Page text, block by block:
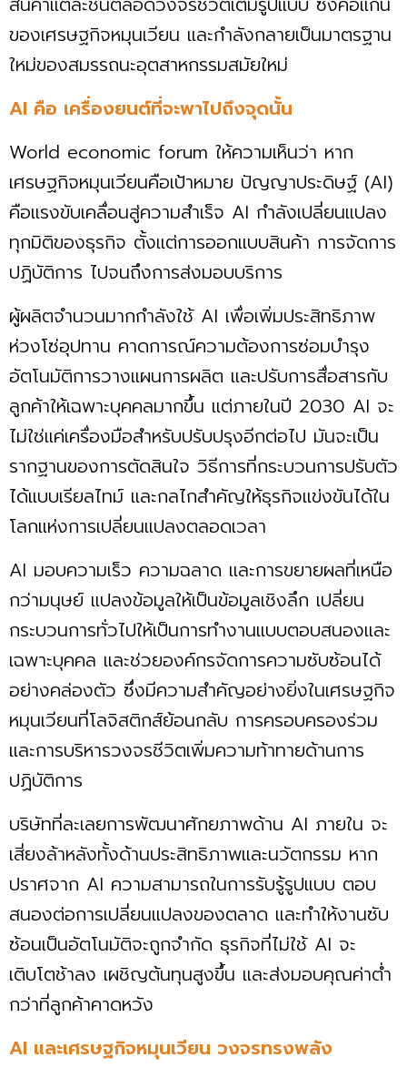
ของเศรษฐกิจหมุนเวียน และกำลังกลายเป็นมาตรฐาน
ใหม่ของสมรรถนะอุตสาหกรรมสมัยใหม่
AI คือ เครื่องยนต์ที่จะพาไปถึงจุดนั้น
World economic forum ให้ความเห็นว่า หาก
เศรษฐกิจหมุนเวียนคือเป้าหมาย ปัญญาประดิษฐ์ (AI)
คือแรงขับเคลื่อนสู่ความสำเร็จ AI กำลังเปลี่ยนแปลง
ทุกมิติของธุรกิจ ตั้งแต่การออกแบบสินค้า การจัดการ
ปฏิบัติการ ไปจนถึงการส่งมอบบริการ
ผู้ผลิตจำนวนมากกำลังใช้ AI เพื่อเพิ่มประสิทธิภาพ
ห่วงโซ่อุปทาน คาดการณ์ความต้องการซ่อมบำรุง
อัตโนมัติการวางแผนการผลิต และปรับการสื่อสารกับ
ลูกค้าให้เฉพาะบุคคลมากขึ้น แต่ภายในปี 2030 AI จะ
ไม่ใช่แค่เครื่องมือสำหรับปรับปรุงอีกต่อไป มันจะเป็น
รากฐานของการตัดสินใจ วิธีการที่กระบวนการปรับตัว
ได้แบบเรียลไทม์ และกลไกสำคัญให้ธุรกิจแข่งขันได้ใน
โลกแห่งการเปลี่ยนแปลงตลอดเวลา
AI มอบความเร็ว ความฉลาด และการขยายผลที่เหนือ
กว่ามนุษย์ แปลงข้อมูลให้เป็นข้อมูลเชิงลึก เปลี่ยน
กระบวนการทั่วไปให้เป็นการทำงานแบบตอบสนองและ
เฉพาะบุคคล และช่วยองค์กรจัดการความซับซ้อนได้
อย่างคล่องตัว ซึ่งมีความสำคัญอย่างยิ่งในเศรษฐกิจ
หมุนเวียนที่โลจิสติกส์ย้อนกลับ การครอบครองร่วม
และการบริหารวงจรชีวิตเพิ่มความท้าทายด้านการ
ปฏิบัติการ
บริษัทที่ละเลยการพัฒนาศักยภาพด้าน AI ภายใน จะ
เสี่ยงล้าหลังทั้งด้านประสิทธิภาพและนวัตกรรม หาก
ปราศจาก AI ความสามารถในการรับรู้รูปแบบ ตอบ
สนองต่อการเปลี่ยนแปลงของตลาด และทำให้งานซับ
ซ้อนเป็นอัตโนมัติจะถูกจำกัด ธุรกิจที่ไม่ใช้ AI จะ
เติบโตช้าลง เผชิญต้นทุนสูงขึ้น และส่งมอบคุณค่าต่ำ
กว่าที่ลูกค้าคาดหวัง
AI และเศรษฐกิจหมุนเวียน วงจรทรงพลัง